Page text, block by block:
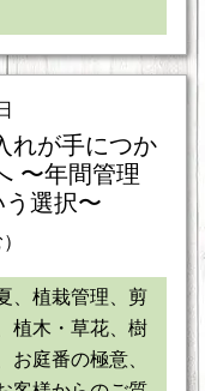
れが手につか
〜年間管理
う選択〜
、植栽管理、剪
植木・草花、樹
お庭番の極意、